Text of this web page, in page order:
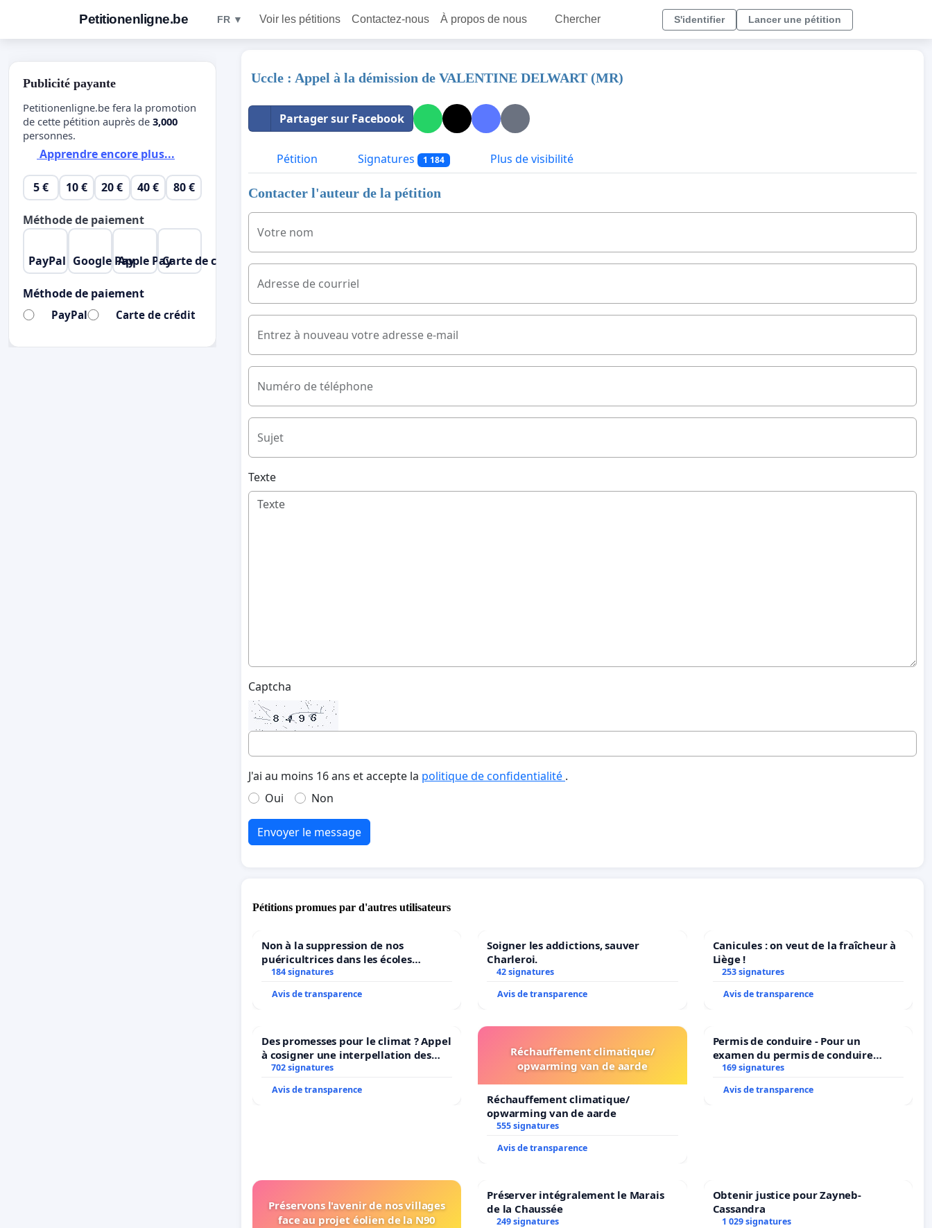
Petitionenligne.be FR ▼ Voir les pétitions Contactez-nous À propos de nous Chercher S'identifier Lancer une pétition
Uccle : Appel à la démission de VALENTINE DELWART (MR)
Partager sur Facebook
Pétition Signatures 1 184 Plus de visibilité
Contacter l'auteur de la pétition
Votre nom
Adresse de courriel
Entrez à nouveau votre adresse e-mail
Numéro de téléphone
Sujet
Texte
Captcha
J'ai au moins 16 ans et accepte la politique de confidentialité .
Oui
Non
Envoyer le message
Pétitions promues par d'autres utilisateurs
Non à la suppression de nos
puéricultrices dans les écoles
communale de Flémalle !
184 signatures
Avis de transparence
Soigner les addictions, sauver
Charleroi.
42 signatures
Avis de transparence
Canicules : on veut de la fraîcheur à
Liège !
253 signatures
Avis de transparence
Des promesses pour le climat ? Appel
à cosigner une interpellation des
ministres wallons du climat et de
702 signatures
Avis de transparence
Réchauffement climatique/
opwarming van de aarde
Réchauffement climatique/
opwarming van de aarde
555 signatures
Avis de transparence
Permis de conduire - Pour un
examen du permis de conduire
accessible dans plusieurs langues à
169 signatures
Avis de transparence
Préservons l'avenir de nos villages
face au projet éolien de la N90
Préserver intégralement le Marais
de la Chaussée
249 signatures
Obtenir justice pour Zayneb-
Cassandra
1 029 signatures
Publicité payante
Petitionenligne.be fera la promotion
de cette pétition auprès de 3,000
personnes.
Apprendre encore plus...
5 € 10 € 20 € 40 € 80 €
Méthode de paiement
PayPal Google PayApple PayCarte de crédit
Méthode de paiement
PayPal Carte de crédit